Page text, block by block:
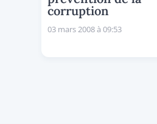
corruption
03 mars 2008 à 09:53